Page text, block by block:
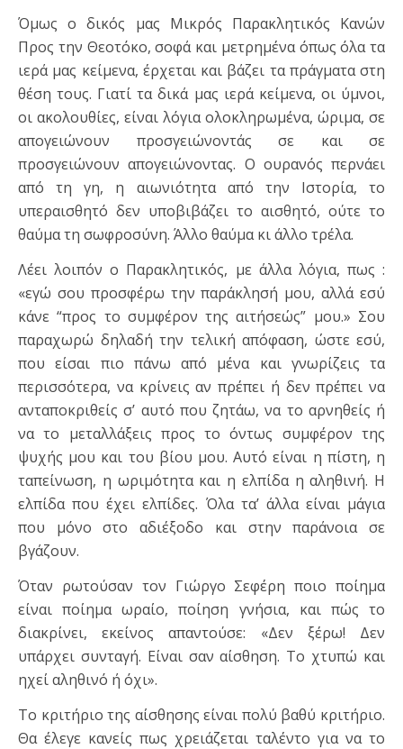
Όμως ο δικός μας Μικρός Παρακλητικός Κανών
Προς την Θεοτόκο, σοφά και μετρημένα όπως όλα τα
ιερά μας κείμενα, έρχεται και βάζει τα πράγματα στη
θέση τους. Γιατί τα δικά μας ιερά κείμενα, οι ύμνοι,
οι ακολουθίες, είναι λόγια ολοκληρωμένα, ώριμα, σε
απογειώνουν προσγειώνοντάς σε και σε
προσγειώνουν απογειώνοντας. Ο ουρανός περνάει
από τη γη, η αιωνιότητα από την Ιστορία, το
υπεραισθητό δεν υποβιβάζει το αισθητό, ούτε το
θαύμα τη σωφροσύνη. Άλλο θαύμα κι άλλο τρέλα.
Λέει λοιπόν ο Παρακλητικός, με άλλα λόγια, πως :
«εγώ σου προσφέρω την παράκλησή μου, αλλά εσύ
κάνε “προς το συμφέρον της αιτήσεώς” μου.» Σου
παραχωρώ δηλαδή την τελική απόφαση, ώστε εσύ,
που είσαι πιο πάνω από μένα και γνωρίζεις τα
περισσότερα, να κρίνεις αν πρέπει ή δεν πρέπει να
ανταποκριθείς σ’ αυτό που ζητάω, να το αρνηθείς ή
να το μεταλλάξεις προς το όντως συμφέρον της
ψυχής μου και του βίου μου. Αυτό είναι η πίστη, η
ταπείνωση, η ωριμότητα και η ελπίδα η αληθινή. Η
ελπίδα που έχει ελπίδες. Όλα τα’ άλλα είναι μάγια
που μόνο στο αδιέξοδο και στην παράνοια σε
βγάζουν.
Όταν ρωτούσαν τον Γιώργο Σεφέρη ποιο ποίημα
είναι ποίημα ωραίο, ποίηση γνήσια, και πώς το
διακρίνει, εκείνος απαντούσε: «Δεν ξέρω! Δεν
υπάρχει συνταγή. Είναι σαν αίσθηση. Το χτυπώ και
ηχεί αληθινό ή όχι».
Το κριτήριο της αίσθησης είναι πολύ βαθύ κριτήριο.
Θα έλεγε κανείς πως χρειάζεται ταλέντο για να το